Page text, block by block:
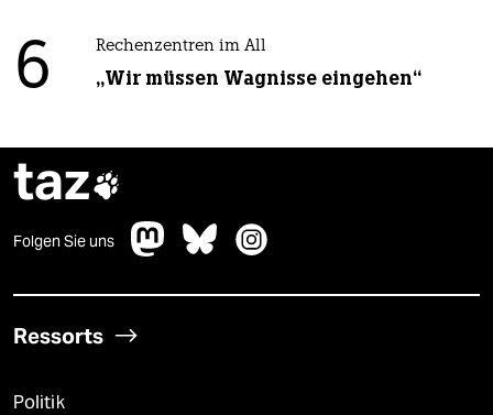
6 Rechenzentren im All
„Wir müssen Wagnisse eingehen“
taz
Folgen Sie uns
Ressorts
Politik